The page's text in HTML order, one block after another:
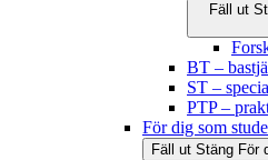
Fäll ut
BT –
ST –
PTP –
För dig som
Fäll ut Stäng För